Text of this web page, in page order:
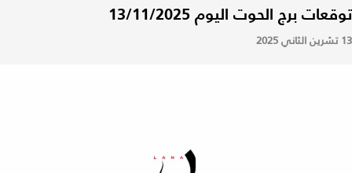
توقعات برج الحوت اليوم 13/11/2025
13 تشرين الثاني 2025